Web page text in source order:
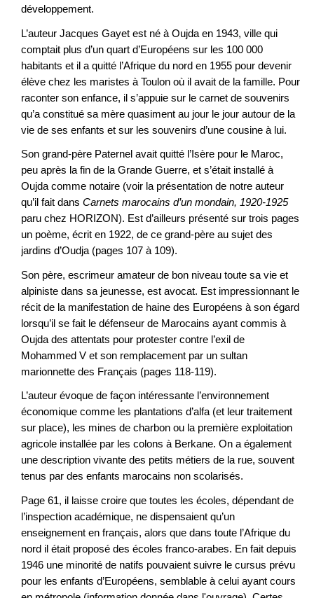
développement.
L’auteur Jacques Gayet est né à Oujda en 1943, ville qui
comptait plus d’un quart d’Européens sur les 100 000
habitants et il a quitté l’Afrique du nord en 1955 pour devenir
élève chez les maristes à Toulon où il avait de la famille. Pour
raconter son enfance, il s’appuie sur le carnet de souvenirs
qu’a constitué sa mère quasiment au jour le jour autour de la
vie de ses enfants et sur les souvenirs d’une cousine à lui.
Son grand-père Paternel avait quitté l’Isère pour le Maroc,
peu après la fin de la Grande Guerre, et s’était installé à
Oujda comme notaire (voir la présentation de notre auteur
qu’il fait dans Carnets marocains d’un mondain, 1920-1925
paru chez HORIZON). Est d’ailleurs présenté sur trois pages
un poème, écrit en 1922, de ce grand-père au sujet des
jardins d’Oudja (pages 107 à 109).
Son père, escrimeur amateur de bon niveau toute sa vie et
alpiniste dans sa jeunesse, est avocat. Est impressionnant le
récit de la manifestation de haine des Européens à son égard
lorsqu’il se fait le défenseur de Marocains ayant commis à
Oujda des attentats pour protester contre l’exil de
Mohammed V et son remplacement par un sultan
marionnette des Français (pages 118-119).
L’auteur évoque de façon intéressante l’environnement
économique comme les plantations d’alfa (et leur traitement
sur place), les mines de charbon ou la première exploitation
agricole installée par les colons à Berkane. On a également
une description vivante des petits métiers de la rue, souvent
tenus par des enfants marocains non scolarisés.
Page 61, il laisse croire que toutes les écoles, dépendant de
l’inspection académique, ne dispensaient qu’un
enseignement en français, alors que dans toute l’Afrique du
nord il était proposé des écoles franco-arabes. En fait depuis
1946 une minorité de natifs pouvaient suivre le cursus prévu
pour les enfants d’Européens, semblable à celui ayant cours